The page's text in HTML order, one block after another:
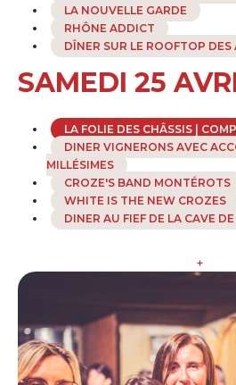
LA NOUVELLE GARDE
RHÔNE ADDICT
DÎNER SUR LE ROOFTOP
SAMEDI 25
LA FOLIE DES CHÂSSIS |
DINER VIGNERONS AVEC
MILLÉSIMES
CROZE'S BAND MONTÉROTS
WHITE IS THE NEW CROZES
DINER AU FIEF DE LA CAVE
+